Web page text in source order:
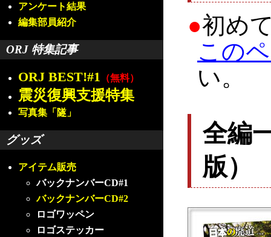
アンケート結果
編集部員紹介
ORJ 特集記事
ORJ BEST!#1 （無料）
震災復興支援特集
写真集「隧」
グッズ
アイテム販売
バックナンバーCD#1
バックナンバーCD#2
ロゴワッペン
ロゴステッカー
●初め
この
い。
全編
版）